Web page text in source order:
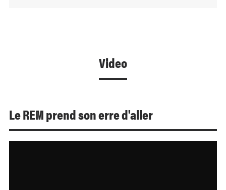
Video
Le REM prend son erre d'aller